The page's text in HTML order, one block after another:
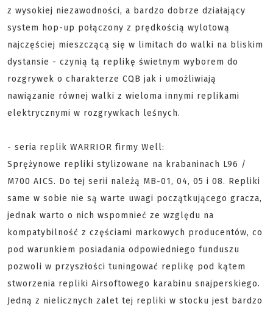
z wysokiej niezawodności, a bardzo dobrze działający
system hop-up połączony z prędkością wylotową
najczęściej mieszczącą się w limitach do walki na bliskim
dystansie - czynią tą replikę świetnym wyborem do
rozgrywek o charakterze CQB jak i umożliwiają
nawiązanie równej walki z wieloma innymi replikami
elektrycznymi w rozgrywkach leśnych.
- seria replik WARRIOR firmy Well:
Sprężynowe repliki stylizowane na krabaninach L96 /
M700 AICS. Do tej serii należą MB-01, 04, 05 i 08. Repliki
same w sobie nie są warte uwagi początkującego gracza,
jednak warto o nich wspomnieć ze względu na
kompatybilność z częściami markowych producentów, co
pod warunkiem posiadania odpowiedniego funduszu
pozwoli w przyszłości tuningować replikę pod kątem
stworzenia repliki Airsoftowego karabinu snajperskiego.
Jedną z nielicznych zalet tej repliki w stocku jest bardzo